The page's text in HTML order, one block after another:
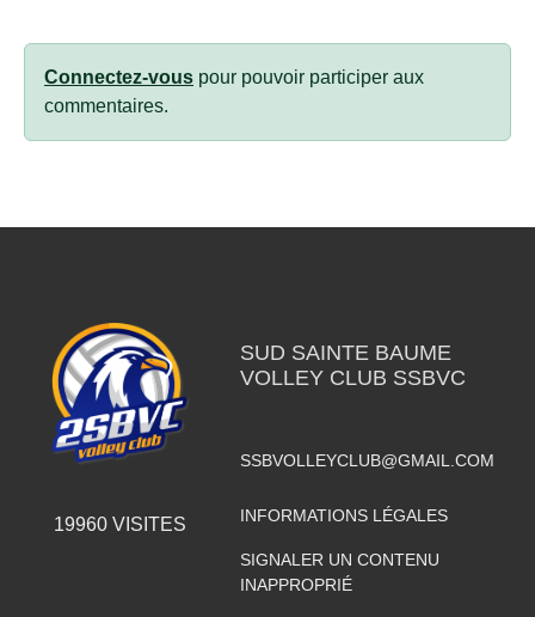
Connectez-vous pour pouvoir participer aux
commentaires.
19960VISITES
SUD SAINTE BAUME
VOLLEY CLUB SSBVC
SSBVOLLEYCLUB@GMAIL.COM
INFORMATIONS LÉGALES
SIGNALER UN CONTENU
INAPPROPRIÉ